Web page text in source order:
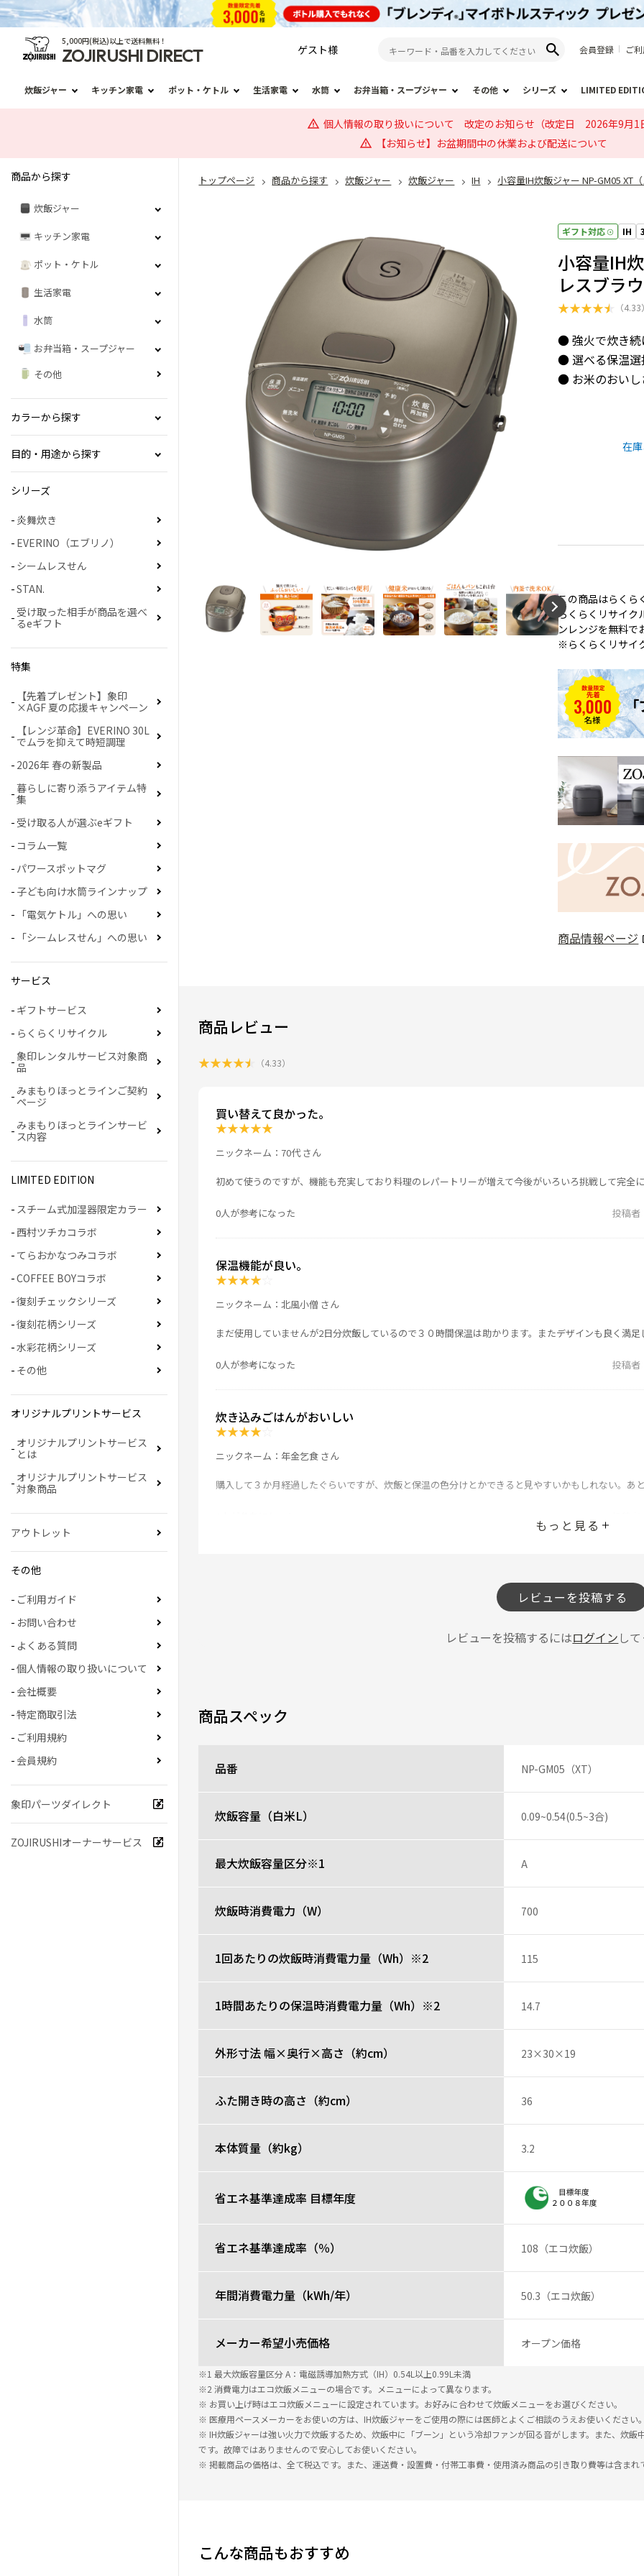
5,000円(税込)以上で送料無料！
ZOJIRUSHI DIRECT ゲスト様 会員登録 ご
炊飯ジャー キッチン家電 ポット・ケトル 生活家電 水筒 お弁当箱・スープジャー その他 シリーズ LIMITED
個人情報の取り扱いについて 改定のお知らせ（改定日 2026年9月1
【お知らせ】お盆期間中の休業および配送について
トップページ 商品から探す 炊飯ジャー 炊飯ジャー IH 小容量IH炊飯ジャー NP-GM05 XT
ギフト対応 IH
小容量IH
レスブラウ
★★★★★ （4.33）
● 強火で炊き続
● 選べる保温選
● お米のおいし
在
この商品はらくら
らくらくリサイク
ンレンジを無料で
※らくらくリサイ
商品情報ページ
商品レビュー
★★★★★ （4.33）
買い替えて良かった。
★★★★★
ニックネーム：70代 さん
初めて使うのですが、機能も充実しており料理のレパートリーが増えて今後がいろいろ挑戦して完全
0人が参考になった 投稿者
保温機能が良い。
★★★★
ニックネーム：北風小僧 さん
まだ使用していませんが2日分炊飯しているので３０時間保温は助かります。またデザインも良く満足
0人が参考になった 投稿者
炊き込みごはんがおいしい
★★★★
ニックネーム：年金乞食 さん
購入して３か月経過したぐらいですが、炊飯と保温の色分けとかできると見やすいかもしれない。
小型で手軽に使えます。
の味も良いと思う。
もっと見る
レビュー一覧
レビューを投稿する
レビューを投稿するにはログイン し
商品スペック
品番 NP-GM05（XT）
炊飯容量（白米L） 0.09~0.54(0.5~3合)
最大炊飯容量区分※1 A
炊飯時消費電力（W） 700
1回あたりの炊飯時消費電力量（Wh）※2 115
1時間あたりの保温時消費電力量（Wh）※2 14.7
外形寸法 幅×奥行×高さ（約cm） 23×30×19
ふた開き時の高さ（約cm） 36
本体質量（約kg） 3.2
省エネ基準達成率 目標年度
省エネ基準達成率（％） 108（エコ炊飯）
年間消費電力量（kWh/年） 50.3（エコ炊飯）
メーカー希望小売価格 オープン価格
※1 最大炊飯容量区分 A：電磁誘導加熱方式（IH）0.54L以上0.99L未満
※2 消費電力はエコ炊飯メニューの場合です。メニューによって異なります。
※ お買い上げ時はエコ炊飯メニューに設定されています。お好みに合わせて炊飯メニューをお選びください。
※ 医療用ペースメーカーをお使いの方は、IH炊飯ジャーをご使用の際には医師とよくご相談のうえお使いください。
※ IH炊飯ジャーは強い火力で炊飯するため、炊飯中に「ブーン」という冷却ファンが回る音がします。また、炊
です。故障ではありませんので安心してお使いください。
※ 掲載商品の価格は、全て税込です。また、運送費・設置費・付帯工事費・使用済み商品の引き取り費等は含まれ
こんな商品もおすすめ
商品から探す
炊飯ジャー
キッチン家電
ポット・ケトル
生活家電
水筒
お弁当箱・スープジャー
その他
カラーから探す
目的・用途から探す
シリーズ
炎舞炊き
EVERINO（エブリノ）
シームレスせん
STAN.
受け取った相手が商品を選べ
るeギフト
特集
【先着プレゼント】象印
×AGF 夏の応援キャンペーン
【レンジ革命】EVERINO 30L
でムラを抑えて時短調理
2026年 春の新製品
暮らしに寄り添うアイテム特
集
受け取る人が選ぶeギフト
コラム一覧
パワースポットマグ
子ども向け水筒ラインナップ
「電気ケトル」への思い
「シームレスせん」への思い
サービス
ギフトサービス
らくらくリサイクル
象印レンタルサービス対象商
品
みまもりほっとラインご契約
ページ
みまもりほっとラインサービ
ス内容
LIMITED EDITION
スチーム式加湿器限定カラー
西村ツチカコラボ
てらおかなつみコラボ
COFFEE BOYコラボ
復刻チェックシリーズ
復刻花柄シリーズ
水彩花柄シリーズ
その他
オリジナルプリントサービス
オリジナルプリントサービス
とは
オリジナルプリントサービス
対象商品
アウトレット
その他
ご利用ガイド
お問い合わせ
よくある質問
個人情報の取り扱いについて
会社概要
特定商取引法
ご利用規約
会員規約
象印パーツダイレクト
ZOJIRUSHIオーナーサービス